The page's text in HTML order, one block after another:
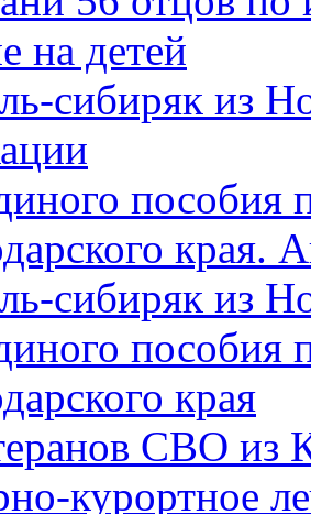
на детей
сибиряк из
пособия
края.
сибиряк из
пособия
края
СВО из
курортное